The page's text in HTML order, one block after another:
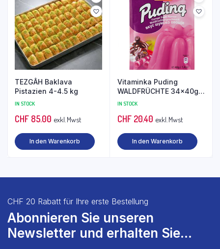
TEZGÂH Baklava
Pistazien 4-4.5 kg
IN STOCK
CHF85.00 exkl. Mwst
In den Warenkorb
Vitaminka Puding
WALDFRÜCHTE 34x40g
(Stk.0.60)
IN STOCK
CHF20.40 exkl. Mwst
In den Warenkorb
CHF 20 Rabatt für Ihre erste Bestellung
Abonnieren Sie unseren
Newsletter und erhalten Sie...